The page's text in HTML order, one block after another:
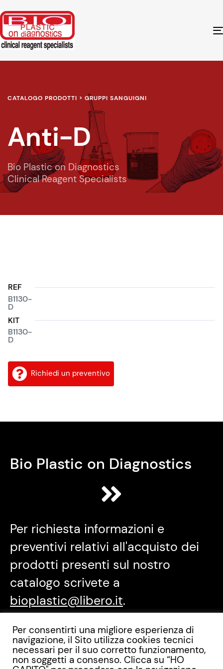
CATALOGO PRODOTTI > GRUPPI SANGUIGNI
Anti-D
Bio Plastic on Diagnostics
Clinical Reagent Specialists
REF
B1130-
D
KIT
B1130-
D
Richiedi un preventivo
Bio Plastic on Diagnostics
Per richiesta informazioni e
preventivi relativi all'acquisto dei
prodotti presenti sul nostro
catalogo scrivete a
bioplastic@libero.it.
Menu Info & contatti
Per consentirti una migliore esperienza di
navigazione, il Sito utilizza cookies tecnici
necessari per il suo corretto funzionamento,
non soggetti a consenso. Clicca su “HO